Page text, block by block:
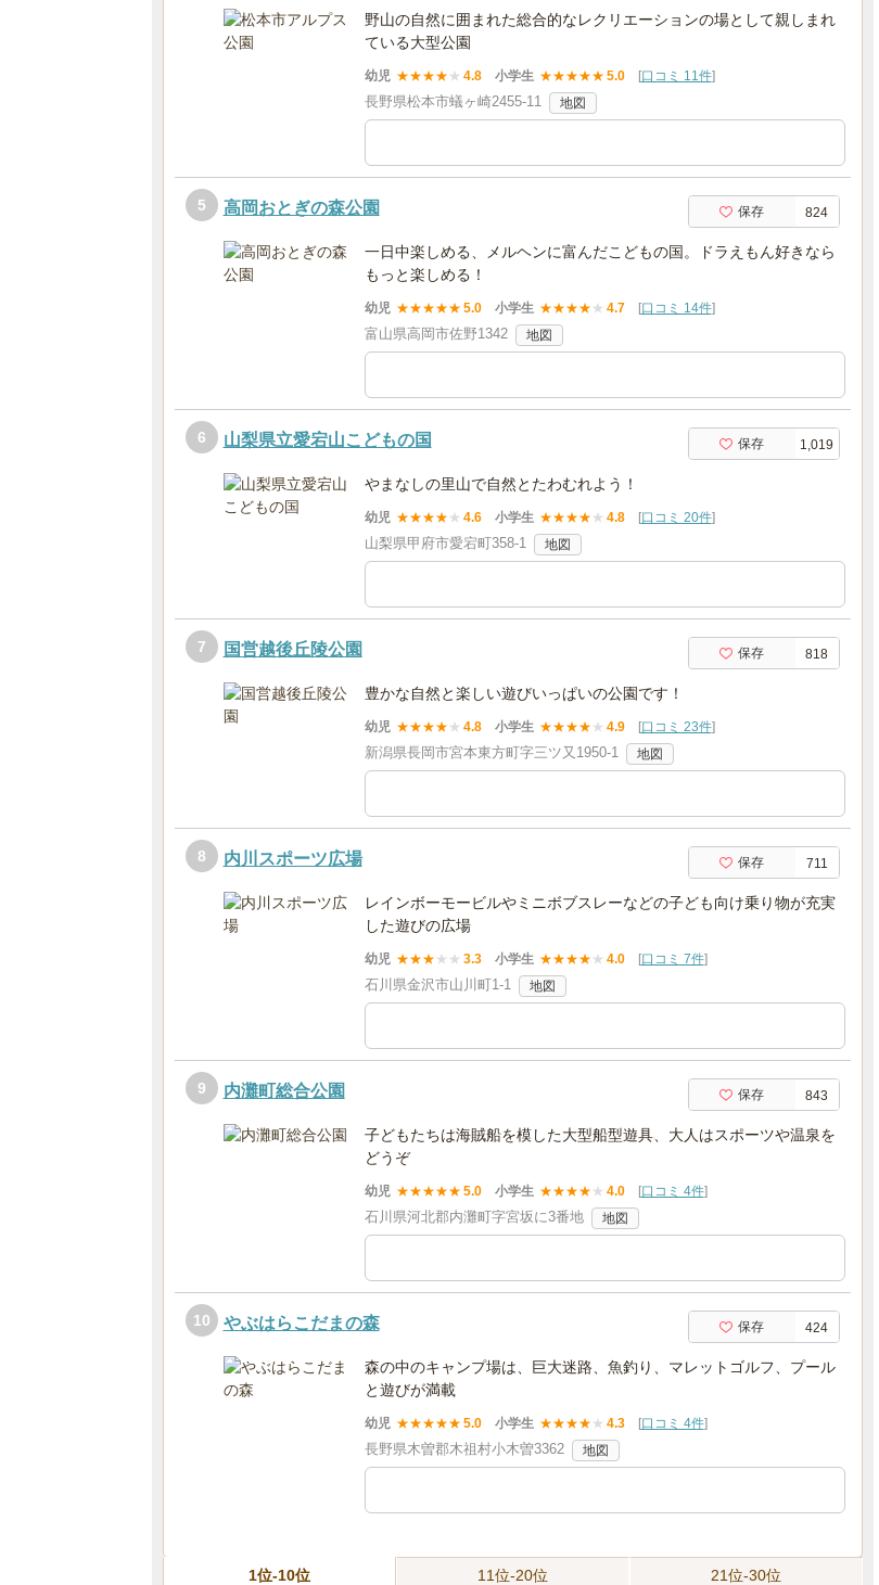
野山の自然に囲まれた総合的なレクリエーションの場として親しまれ
ている大型公園
幼児 ★★★★ ★ 4.8 小学生 ★★★★★ 5.0 [口コミ 11件]
長野県松本市蟻ヶ崎2455-11 地図
5 高岡おとぎの森公園 保存 824
一日中楽しめる、メルヘンに富んだこどもの国。ドラえもん好きなら
もっと楽しめる！
幼児 ★★★★★ 5.0 小学生 ★★★★ ★ 4.7 [口コミ 14件]
富山県高岡市佐野1342 地図
6 山梨県立愛宕山こどもの国 保存 1,019
やまなしの里山で自然とたわむれよう！
幼児 ★★★★ ★ 4.6 小学生 ★★★★ ★ 4.8 [口コミ 20件]
山梨県甲府市愛宕町358-1 地図
7 国営越後丘陵公園 保存 818
豊かな自然と楽しい遊びいっぱいの公園です！
幼児 ★★★★ ★ 4.8 小学生 ★★★★ ★ 4.9 [口コミ 23件]
新潟県長岡市宮本東方町字三ツ又1950-1 地図
8 内川スポーツ広場 保存 711
レインボーモービルやミニボブスレーなどの子ども向け乗り物が充実
した遊びの広場
幼児 ★★★ ★ ★ 3.3 小学生 ★★★★ ★ 4.0 [口コミ 7件]
石川県金沢市山川町1-1 地図
9 内灘町総合公園 保存 843
子どもたちは海賊船を模した大型船型遊具、大人はスポーツや温泉を
どうぞ
幼児 ★★★★★ 5.0 小学生 ★★★★ ★ 4.0 [口コミ 4件]
石川県河北郡内灘町字宮坂に3番地 地図
10 やぶはらこだまの森 保存 424
森の中のキャンプ場は、巨大迷路、魚釣り、マレットゴルフ、プール
と遊びが満載
幼児 ★★★★★ 5.0 小学生 ★★★★ ★ 4.3 [口コミ 4件]
長野県木曽郡木祖村小木曽3362 地図
1位-10位 11位-20位 21位-30位